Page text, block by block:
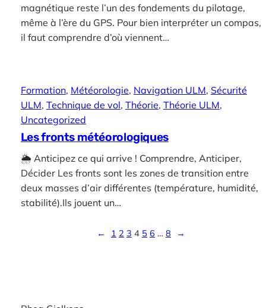
magnétique reste l’un des fondements du pilotage,
même à l’ère du GPS. Pour bien interpréter un compas,
il faut comprendre d’où viennent…
Formation, Météorologie, Navigation ULM, Sécurité
ULM, Technique de vol, Théorie, Théorie ULM
Uncategorized
Les fronts météorologiques
🌦️ Anticipez ce qui arrive ! Comprendre, Anticiper,
Décider Les fronts sont les zones de transition entre
deux masses d’air différentes (température, humidité,
stabilité).Ils jouent un…
← 1 2 3 4 5 6 … 8 →